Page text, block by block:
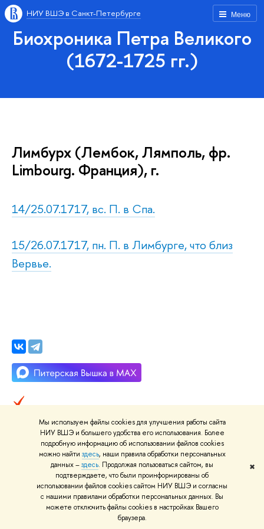
Мы используем файлы cookies для улучшения работы сайта
НИУ ВШЭ и большего удобства его использования. Более
подробную информацию об использовании файлов cookies
можно найти здесь, наши правила обработки персональных
данных –здесь. Продолжая пользоваться сайтом, вы
подтверждаете, что были проинформированы об
использовании файлов cookies сайтом НИУ ВШЭ и согласны
с нашими правилами обработки персональных данных. Вы
можете отключить файлы cookies в настройках Вашего
браузера.
✖
Меню
НИУ ВШЭ в Санкт-Петербурге
Биохроника Петра Великого
(1672-1725 гг.)
Лимбурх (Лембок, Лямполь, фр.
Limbourg. Франция), г.
14/25.07.1717, вс. П. в Спа.
15/26.07.1717, пн. П. в Лимбурге, что близ
Вервье.
опечатку?
Выделите её, нажмите Ctrl+Enter и отправьте нам уведомление.
Спасибо за участие!
Сервис предназначен только для отправки сообщений об
орфографических и пунктуационных ошибках.